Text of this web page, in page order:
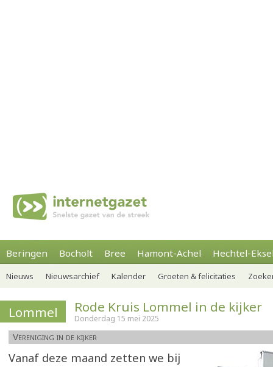
Beringen Bocholt Bree Hamont-Achel Hechtel-
Nieuws Nieuwsarchief Kalender Groeten & felicitaties
Lommel Rode Kruis Lommel in de kijker
Donderdag 15 mei 2025
Vereniging in de kijker
Vanaf deze maand zetten we bij